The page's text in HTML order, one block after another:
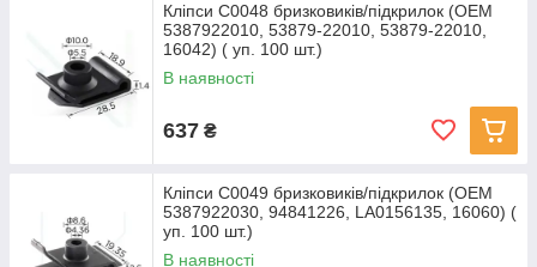
Кліпси C0048 бризковиків/підкрилок (OEM
5387922010, 53879-22010, 53879-22010,
16042) ( уп. 100 шт.)
В наявності
637 ₴
Кліпси C0049 бризковиків/підкрилок (OEM
5387922030, 94841226, LA0156135, 16060) (
уп. 100 шт.)
В наявності